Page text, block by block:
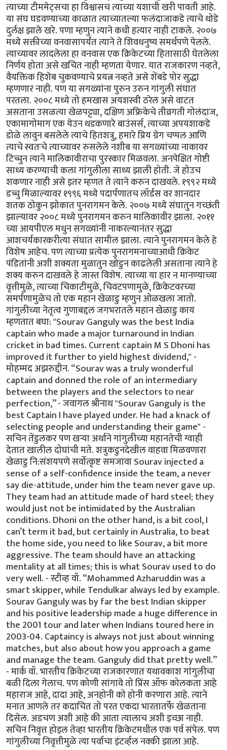
त्याच्या टीममेट्सचा हा विश्वासच त्याच्या यशाची खरी पावती आहे.
या संघ घडवण्याच्या काळात त्याच्यातल्या फलंदाजाकडे त्याचे थोडे
दुर्लक्ष झाले खरे. पणा म्हणुन त्याने कधी हत्यार नाही टाकले. २००७
मध्ये सक्तीच्या वनवासापर्यंत त्याने ते शिवधनुष्य समर्थपणे पेलले.
त्याच्यावर लादलेला हा वनवास एक क्रिकेटच्या हितासाठी घेतलेला
निर्णय होता असे खचित नाही म्हणता येणार. यात राजकारण नव्हते,
वैयक्तिक हिशेब चुकवण्याचे प्रयत्न नव्हते असे शेंबडे पोर सुद्धा
म्हणणार नाही. पण या सगळ्यांना पुरुन उरुन गांगुली संघात
परतला. २००८ मध्ये तो हमखास अयशस्वी ठरेल असे वाटत
असताना उसळत्या खेळपट्ट्या, दक्षिण अफ्रिकेचे तीव्रगती गोलंदाज,
एकामागोमाग एक येउन थडकणारे बाउंसर्स, त्याच्या अपयशाकडे
डोळे लावुन बसलेले त्याचे हितशत्रु, हमारे प्रिय ग्रेग चप्पल आणि
त्याचे स्वतःचे त्याच्यावर रुसलेले नशीब या सगळ्यांच्या नाकावर
टिच्चुन त्याने मालिकावीराचा पुरस्कार मिळवला. अनपेक्षित गोष्टी
साध्य करण्याची कला गांगुलीला साध्य झाली होती. जे होउच
शकणार नाही असे इतर म्हणत ते त्याने करुन दाखवले. १९९२ मध्ये
डच्चु मिळाल्यावर १९९६ मध्ये पदार्पणातच लॉर्डस वर शानदार
शतक ठोकुन झोकात पुनरागमन केले. २००७ मध्ये संघातुन गच्छंती
झाल्यावर २००८ मध्ये पुनरागमन करुन मालिकावीर झाला. २०११
च्या आयपीएल मधुन सगळ्यांनी नाकरल्यानंतर सुद्धा
आशचर्यकारकरीत्या संघात सामील झाला. त्याने पुनरागमन केले हे
विशेष आहेच. पण त्याच्या प्रत्येक पुनरागमनाच्याआधी क्रिकेट
पंडितांनी अशी शक्यता मुळातुन खोडुन काढलेली असताना त्याने हे
शक्य करुन दाखवले हे जास्त विशेष. त्याच्या या हार न मानण्याच्या
वृत्तीमुळे, त्याच्या चिकाटीमुळे, चिवटपणामुळे, क्रिकेटवरच्या
समर्पणामुळेच तो एक महान खेळाडु म्हणुन ओळखला जातो.
गांगुलीच्या नेतृत्व गुणाबद्दल जगभरातले महान खेळाडु काय
म्हणतात बघा: "Sourav Ganguly was the best India
captain who made a major turnaround in Indian
cricket in bad times. Current captain M S Dhoni has
improved it further to yield highest dividend," -
मोहम्मद अझरुद्दीन. “Sourav was a truly wonderful
captain and donned the role of an intermediary
between the players and the selectors to near
perfection,” - जवागल श्रीनाथ "Sourav Ganguly is the
best Captain I have played under. He had a knack of
selecting people and understanding their game" -
सचिन तेंडुलकर पण खर्‍या अर्थाने गांगुलीच्या महानतेची ग्वाही
देतात खालील दोघांची मते. शत्रुकडुनदेखील वाहवा मिळवणारा
खेळाडु नि:संशयपणे सर्वोत्कृष्ट समजावा Sourav injected a
sense of a self-confidence inside the team, a never
say die-attitude, under him the team never gave up.
They team had an attitude made of hard steel; they
would just not be intimidated by the Australian
conditions. Dhoni on the other hand, is a bit cool, I
can’t term it bad, but certainly in Australia, to beat
the home side, you need to like Sourav, a bit more
aggressive. The team should have an attacking
mentality at all times; this is what Sourav used to do
very well. - स्टीव्ह वॉ. “Mohammed Azharuddin was a
smart skipper, while Tendulkar always led by example.
Sourav Ganguly was by far the best Indian skipper
and his positive leadership made a huge difference in
the 2001 tour and later when Indians toured here in
2003-04. Captaincy is always not just about winning
matches, but also about how you approach a game
and manage the team. Ganguly did that pretty well.”
- मार्क वॉ. भारतीय क्रिकेटच्या राजकारणात यथावकाश गांगुलीचा
बळी दिला गेलाच. पण कोणी सांगावे तो प्रिंस ऑफ कोलकता आहे
महाराज आहे, दादा आहे, अनहोनी को होनी करणारा आहे. त्याने
मनात आणले तर कदाचित तो परत एकदा भारतातर्फे खेळताना
दिसेल. अडचण अशी आहे की आता त्यालाच अशी इच्छा नाही.
सचिन निवृत्त होइल तेव्हा भारतीय क्रिकेटमधील एक पर्व संपेल. पण
गांगुलीच्या निवृत्तीमुळे त्या पर्वाचा इंटर्व्हल नक्की झाला आहे.